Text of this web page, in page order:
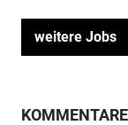
weitere Jobs
KOMMENTARE